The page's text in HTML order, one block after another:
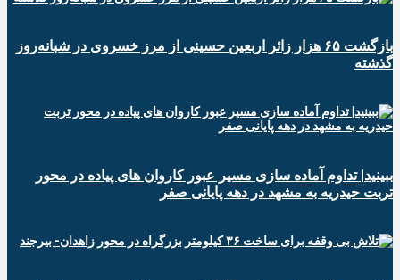
️بازگشت ۶۵ هزار زائر اربعین حسینی از مرز خسروی در شبانه‌روز
گذشته
ببینید| تداوم آماده سازی مسیر عبور کاروان های پیاده در محور
تربت حیدریه به مشهد در دهه پایانی صفر